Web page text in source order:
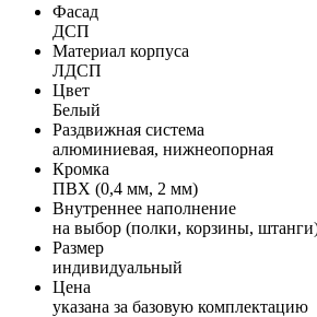
Фасад
ДСП
Материал корпуса
ЛДСП
Цвет
Белый
Раздвижная система
алюминиевая, нижнеопорная
Кромка
ПВХ (0,4 мм, 2 мм)
Внутреннее наполнение
на выбор (полки, корзины,
Размер
индивидуальный
Цена
указана за базовую комплектацию